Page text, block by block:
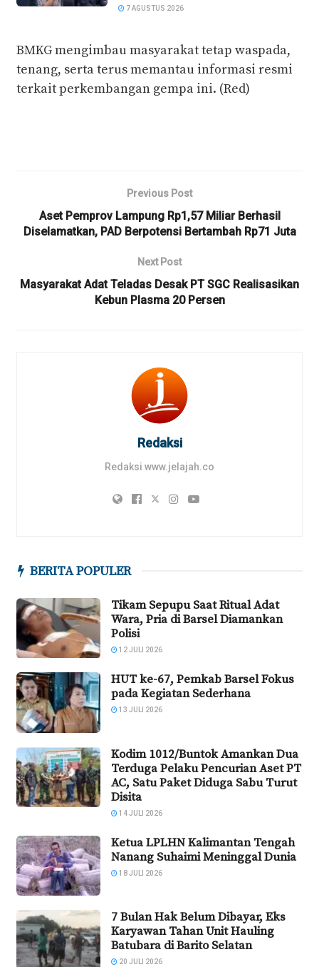
7 AGUSTUS 2026
BMKG mengimbau masyarakat tetap waspada,
tenang, serta terus memantau informasi resmi
terkait perkembangan gempa ini. (Red)
Previous Post
Aset Pemprov Lampung Rp1,57 Miliar Berhasil
Diselamatkan, PAD Berpotensi Bertambah Rp71 Juta
Next Post
Masyarakat Adat Teladas Desak PT SGC Realisasikan
Kebun Plasma 20 Persen
Redaksi
Redaksi www.jelajah.co
BERITA POPULER
Tikam Sepupu Saat Ritual Adat
Wara, Pria di Barsel Diamankan
Polisi
12 JULI 2026
HUT ke-67, Pemkab Barsel Fokus
pada Kegiatan Sederhana
13 JULI 2026
Kodim 1012/Buntok Amankan Dua
Terduga Pelaku Pencurian Aset PT
AC, Satu Paket Diduga Sabu Turut
Disita
14 JULI 2026
Ketua LPLHN Kalimantan Tengah
Nanang Suhaimi Meninggal Dunia
18 JULI 2026
7 Bulan Hak Belum Dibayar, Eks
Karyawan Tahan Unit Hauling
Batubara di Barito Selatan
20 JULI 2026